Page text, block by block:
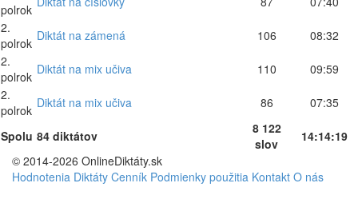
polrok
2.
polrok Diktát na zámená 106
08:32
2.
polrok Diktát na mix učiva 110
09:59
2.
polrok Diktát na mix učiva 86 07:35
Spolu 84 diktátov
8 122
slov
14:14:19
© 2014-2026 OnlineDiktáty.sk
Hodnotenia Diktáty Cenník Podmienky použitia Kontakt O nás